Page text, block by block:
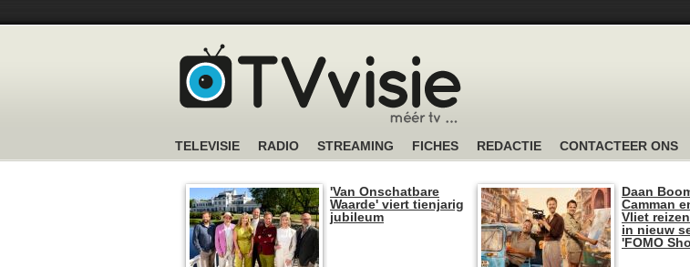
TELEVISIE RADIO STREAMING FICHES REDACTIE CONTACTEER ONS
'Van Onschatbare
Waarde' viert tienjarig
jubileum
Daan
Camman
Vliet
in nieuw
'FOMO